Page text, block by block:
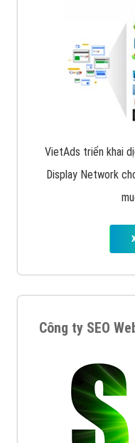
VietAds triển khai
Display Network
Công ty SEO